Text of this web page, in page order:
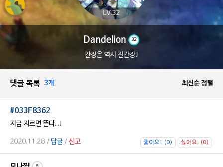
LV.32
Dandelion 32
간장은 역시 진간장!
댓글 목록 3개 최신순 정렬
#033F8362
지금 지르면 뜬다...!
2020.11.28 / 답글/ 신고 좋아요! (0) 싫어요; (0)